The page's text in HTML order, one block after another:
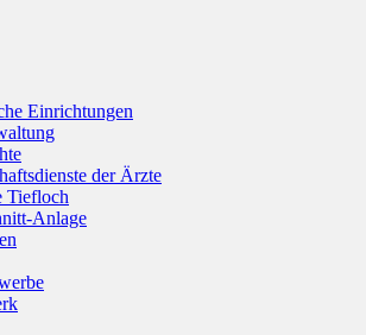
Einrichtungen
der Ärzte
Tiefloch
Anlage